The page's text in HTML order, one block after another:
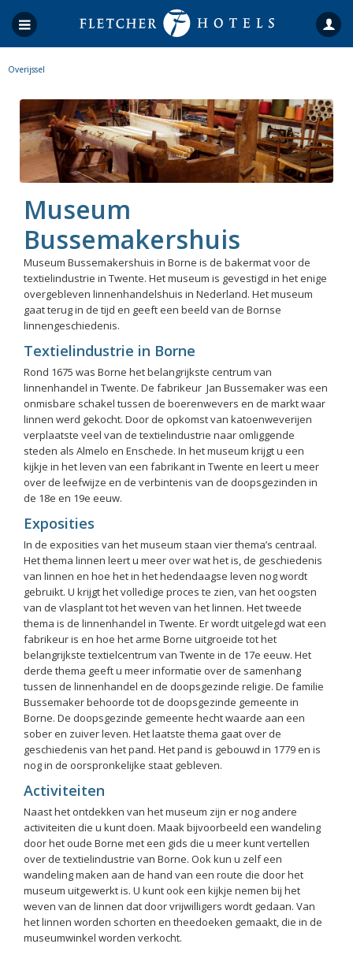
Overijssel
Museum
Bussemakershuis
Museum Bussemakershuis in Borne is de bakermat voor de
textielindustrie in Twente. Het museum is gevestigd in het enige
overgebleven linnenhandelshuis in Nederland. Het museum
gaat terug in de tijd en geeft een beeld van de Bornse
linnengeschiedenis.
Textielindustrie in Borne
Rond 1675 was Borne het belangrijkste centrum van
linnenhandel in Twente. De fabrikeur Jan Bussemaker was een
onmisbare schakel tussen de boerenwevers en de markt waar
linnen werd gekocht. Door de opkomst van katoenweverijen
verplaatste veel van de textielindustrie naar omliggende
steden als Almelo en Enschede. In het museum krijgt u een
kijkje in het leven van een fabrikant in Twente en leert u meer
over de leefwijze en de verbintenis van de doopsgezinden in
de 18e en 19e eeuw.
Exposities
In de exposities van het museum staan vier thema’s centraal.
Het thema linnen leert u meer over wat het is, de geschiedenis
van linnen en hoe het in het hedendaagse leven nog wordt
gebruikt. U krijgt het volledige proces te zien, van het oogsten
van de vlasplant tot het weven van het linnen. Het tweede
thema is de linnenhandel in Twente. Er wordt uitgelegd wat een
fabrikeur is en hoe het arme Borne uitgroeide tot het
belangrijkste textielcentrum van Twente in de 17e eeuw. Het
derde thema geeft u meer informatie over de samenhang
tussen de linnenhandel en de doopsgezinde religie. De familie
Bussemaker behoorde tot de doopsgezinde gemeente in
Borne. De doopsgezinde gemeente hecht waarde aan een
sober en zuiver leven. Het laatste thema gaat over de
geschiedenis van het pand. Het pand is gebouwd in 1779 en is
nog in de oorspronkelijke staat gebleven.
Activiteiten
Naast het ontdekken van het museum zijn er nog andere
activiteiten die u kunt doen. Maak bijvoorbeeld een wandeling
door het oude Borne met een gids die u meer kunt vertellen
over de textielindustrie van Borne. Ook kun u zelf een
wandeling maken aan de hand van een route die door het
museum uitgewerkt is. U kunt ook een kijkje nemen bij het
weven van de linnen dat door vrijwilligers wordt gedaan. Van
het linnen worden schorten en theedoeken gemaakt, die in de
museumwinkel worden verkocht.